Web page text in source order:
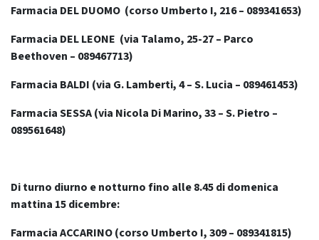
Farmacia DEL DUOMO (corso Umberto I, 216 – 089341653)
Farmacia DEL LEONE (via Talamo, 25-27 – Parco
Beethoven – 089467713)
Farmacia BALDI (via G. Lamberti, 4 – S. Lucia – 089461453)
Farmacia SESSA (via Nicola Di Marino, 33 – S. Pietro –
089561648)
Diturno diurno e notturno fino alle 8.45 di domenica
mattina 15 dicembre:
Farmacia ACCARINO (corso Umberto I, 309 – 089341815)